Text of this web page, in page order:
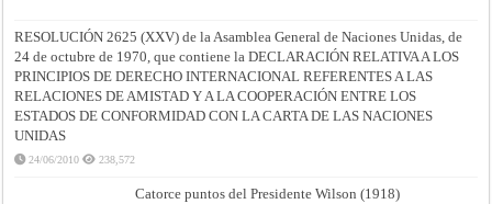
RESOLUCIÓN 2625 (XXV) de la Asamblea General de Naciones Unidas, de
24 de octubre de 1970, que contiene la DECLARACIÓN RELATIVA A LOS
PRINCIPIOS DE DERECHO INTERNACIONAL REFERENTES A LAS
RELACIONES DE AMISTAD Y A LA COOPERACIÓN ENTRE LOS
ESTADOS DE CONFORMIDAD CON LA CARTA DE LAS NACIONES
UNIDAS
24/06/2010 238,572
Catorce puntos del Presidente Wilson (1918)